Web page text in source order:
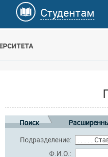
Студентам
Поиск
Подразделение:
Ф.И.О.: